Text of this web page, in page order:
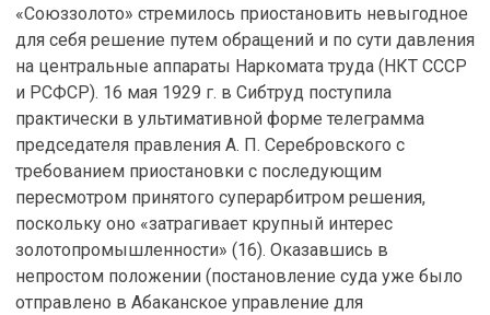
«Союззолото» стремилось приостановить невыгодное
для себя решение путем обращений и по сути давления
на центральные аппараты Наркомата труда (НКТ СССР
и РСФСР). 16 мая 1929 г. в Сибтруд поступила
практически в ультимативной форме телеграмма
председателя правления А. П. Серебровского с
требованием приостановки с последующим
пересмотром принятого суперарбитром решения,
поскольку оно «затрагивает крупный интерес
золотопромышленности» (16). Оказавшись в
непростом положении (постановление суда уже было
отправлено в Абаканское управление для